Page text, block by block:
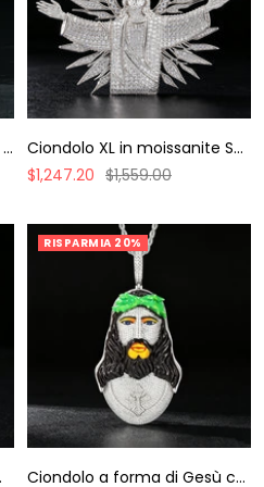
Ciondolo XL in moissanite S925 raffigurante il Re Gesù Glorioso
Prezzo
vendita
$1,247.20 Prezzo
$1,559.00
RISPARMIA 20%
Ciondolo a forma di Gesù con spine in moissanite smaltata in argento S925.